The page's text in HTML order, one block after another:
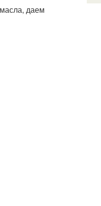
даем